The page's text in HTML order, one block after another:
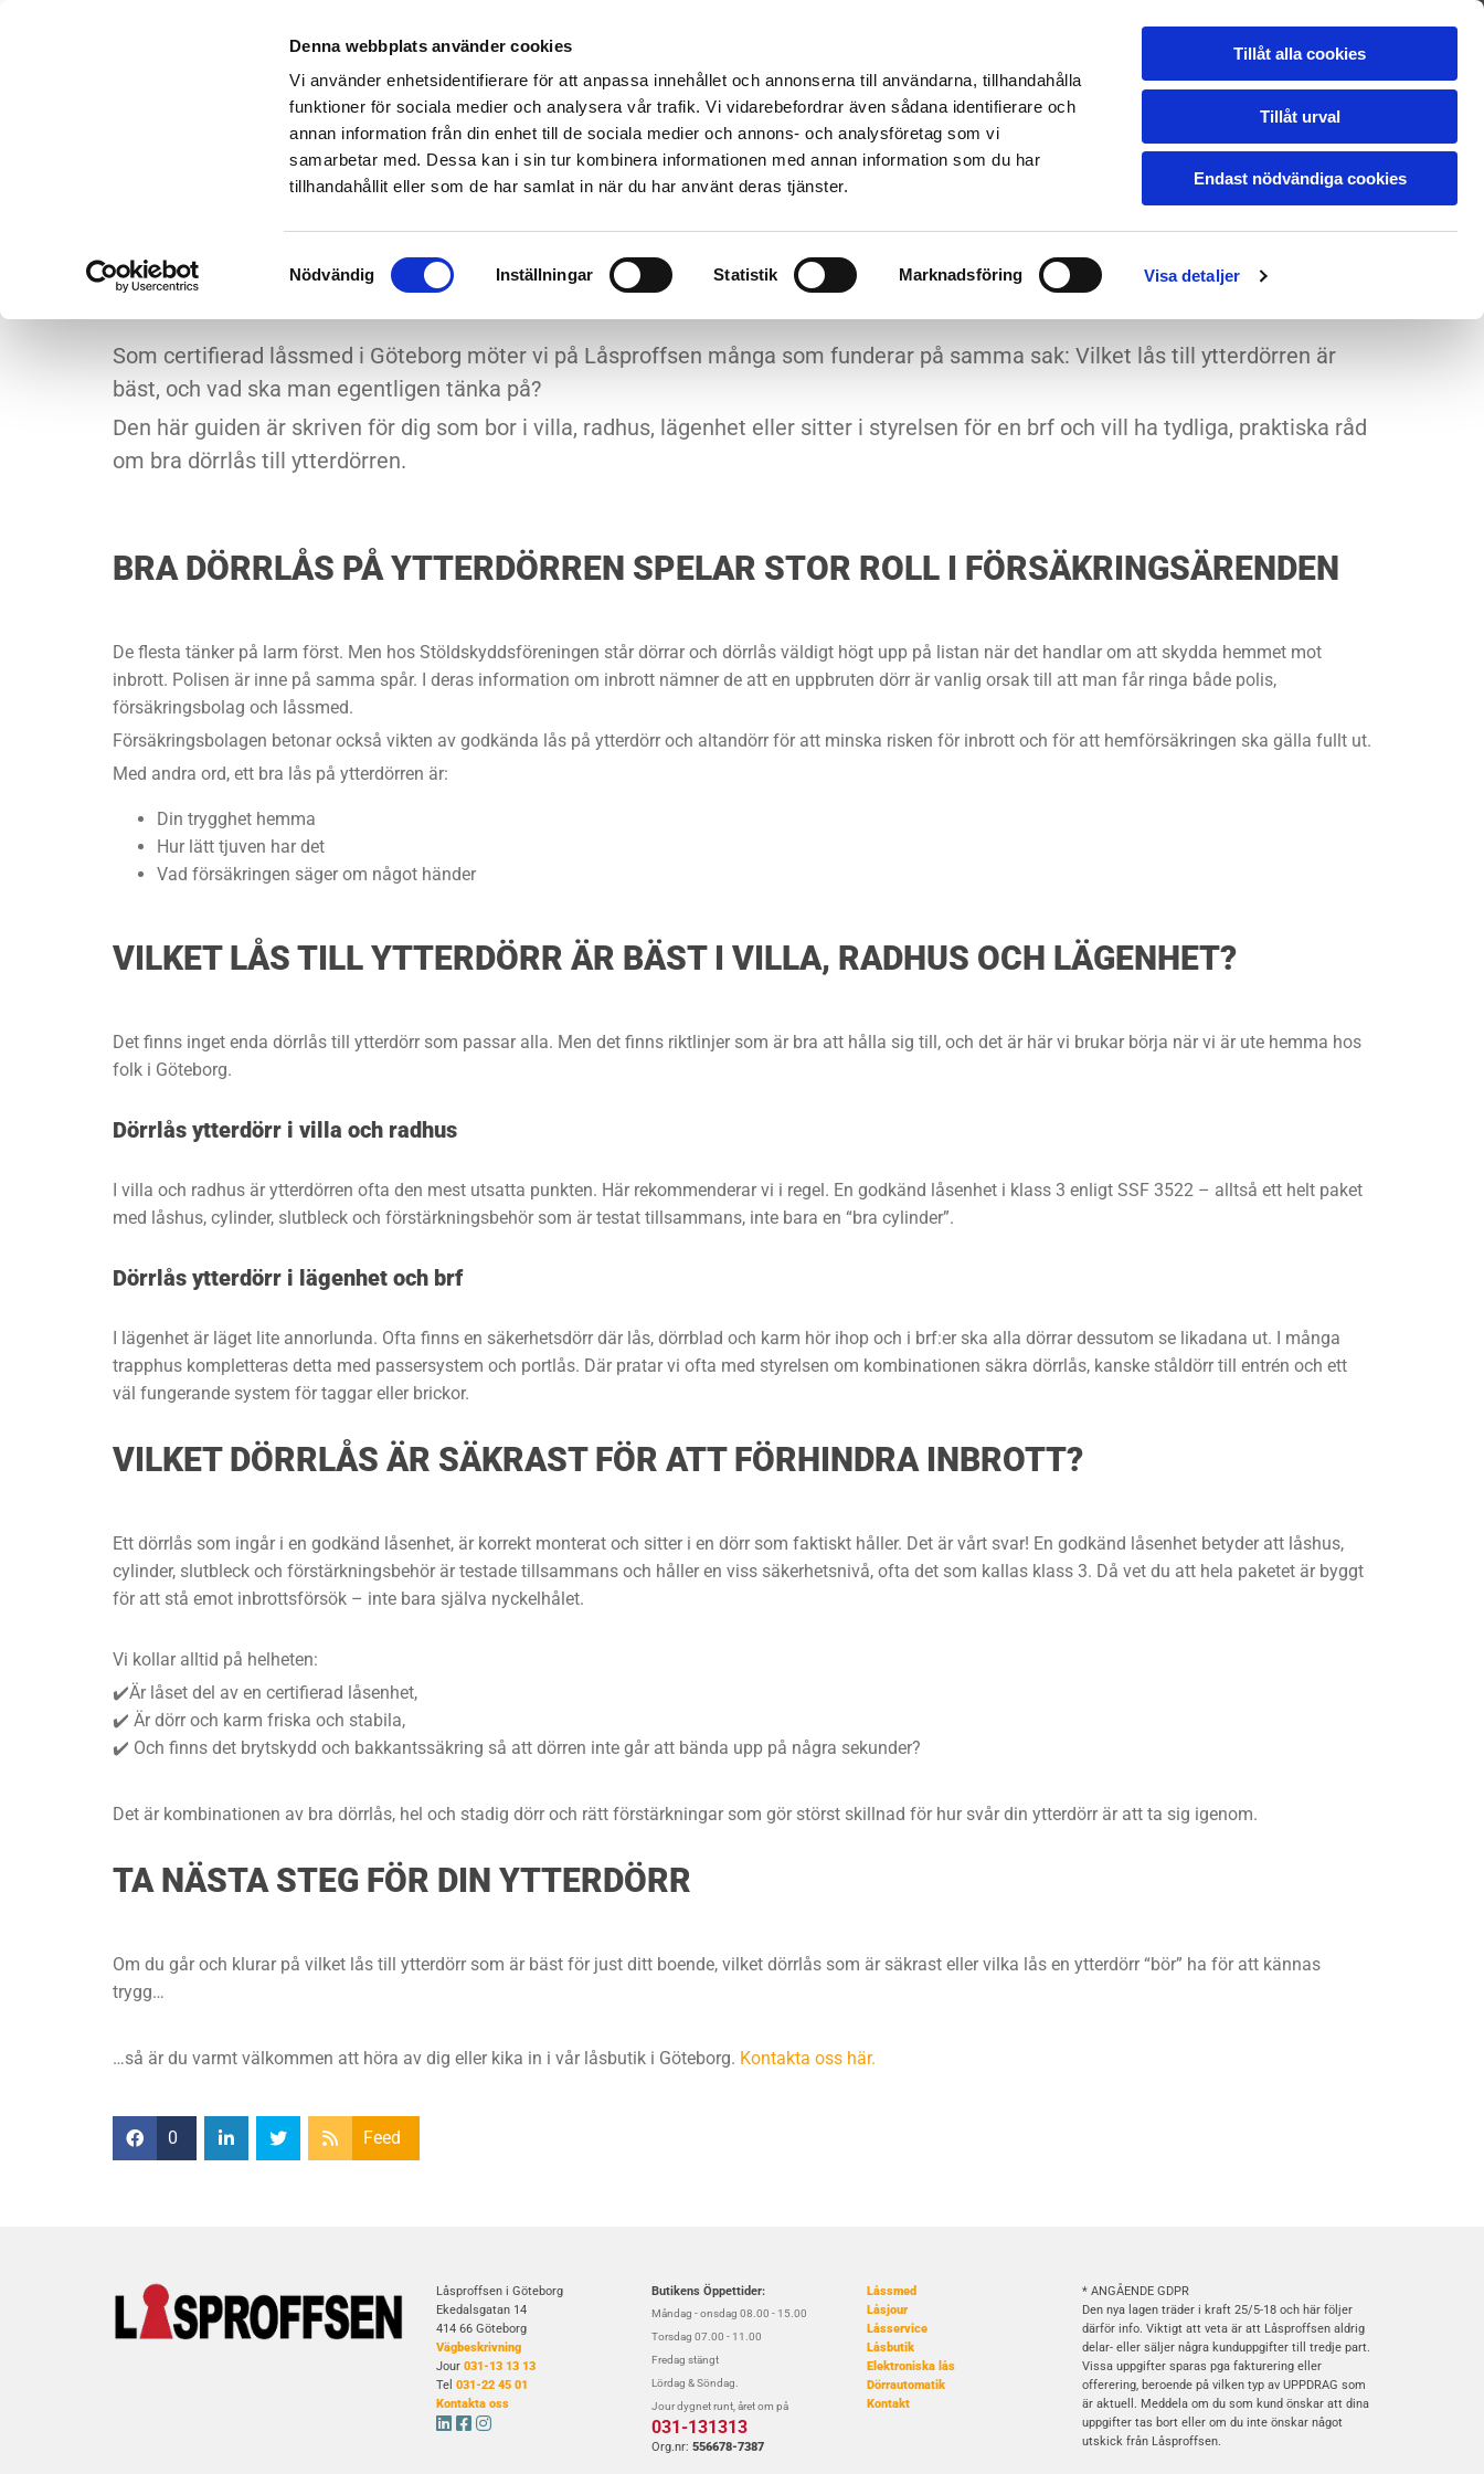
Denna webbplats använder cookies
Vi använder enhetsidentifierare för att anpassa innehållet och annonserna till användarna, tillhandahålla
funktioner för sociala medier och analysera vår trafik. Vi vidarebefordrar även sådana identifierare och
annan information från din enhet till de sociala medier och annons- och analysföretag som vi
samarbetar med. Dessa kan i sin tur kombinera informationen med annan information som du har
tillhandahållit eller som de har samlat in när du har använt deras tjänster.
Nödvändig Inställningar Statistik Marknadsföring Visa detaljer
Tillåt alla cookies
Tillåt urval
Endast nödvändiga cookies
TJÄNSTER PRISFÖRFRÅGAN
BUTIKEN & JOUR:
VÅRA REKOMMENDATIONER OM DE BÄSTA DÖRRLÅSEN FÖR
YTTERDÖRREN
Som certifierad låssmed i Göteborg möter vi på Låsproffsen många som funderar på samma sak: Vilket lås till ytterdörren är
bäst, och vad ska man egentligen tänka på?
Den här guiden är skriven för dig som bor i villa, radhus, lägenhet eller sitter i styrelsen för en brf och vill ha tydliga, praktiska råd
om bra dörrlås till ytterdörren.
BRA DÖRRLÅS PÅ YTTERDÖRREN SPELAR STOR ROLL I FÖRSÄKRINGSÄRENDEN
De flesta tänker på larm först. Men hos Stöldskyddsföreningen står dörrar och dörrlås väldigt högt upp på listan när det handlar om att skydda hemmet mot
inbrott. Polisen är inne på samma spår. I deras information om inbrott nämner de att en uppbruten dörr är vanlig orsak till att man får ringa både polis,
försäkringsbolag och låssmed.
Försäkringsbolagen betonar också vikten av godkända lås på ytterdörr och altandörr för att minska risken för inbrott och för att hemförsäkringen ska gälla fullt ut.
Med andra ord, ett bra lås på ytterdörren är:
Din trygghet hemma
Hur lätt tjuven har det
Vad försäkringen säger om något händer
VILKET LÅS TILL YTTERDÖRR ÄR BÄST I VILLA, RADHUS OCH LÄGENHET?
Det finns inget enda dörrlås till ytterdörr som passar alla. Men det finns riktlinjer som är bra att hålla sig till, och det är här vi brukar börja när vi är ute hemma hos
folk i Göteborg.
Dörrlås ytterdörr i villa och radhus
I villa och radhus är ytterdörren ofta den mest utsatta punkten. Här rekommenderar vi i regel. En godkänd låsenhet i klass 3 enligt SSF 3522 – alltså ett helt paket
med låshus, cylinder, slutbleck och förstärkningsbehör som är testat tillsammans, inte bara en “bra cylinder”.
Dörrlås ytterdörr i lägenhet och brf
I lägenhet är läget lite annorlunda. Ofta finns en säkerhetsdörr där lås, dörrblad och karm hör ihop och i brf:er ska alla dörrar dessutom se likadana ut. I många
trapphus kompletteras detta med passersystem och portlås. Där pratar vi ofta med styrelsen om kombinationen säkra dörrlås, kanske ståldörr till entrén och ett
väl fungerande system för taggar eller brickor.
VILKET DÖRRLÅS ÄR SÄKRAST FÖR ATT FÖRHINDRA INBROTT?
Ett dörrlås som ingår i en godkänd låsenhet, är korrekt monterat och sitter i en dörr som faktiskt håller. Det är vårt svar! En godkänd låsenhet betyder att låshus,
cylinder, slutbleck och förstärkningsbehör är testade tillsammans och håller en viss säkerhetsnivå, ofta det som kallas klass 3. Då vet du att hela paketet är byggt
för att stå emot inbrottsförsök – inte bara själva nyckelhålet.
Vi kollar alltid på helheten:
✔️Är låset del av en certifierad låsenhet,
✔️ Är dörr och karm friska och stabila,
✔️ Och finns det brytskydd och bakkantssäkring så att dörren inte går att bända upp på några sekunder?
Det är kombinationen av bra dörrlås, hel och stadig dörr och rätt förstärkningar som gör störst skillnad för hur svår din ytterdörr är att ta sig igenom.
TA NÄSTA STEG FÖR DIN YTTERDÖRR
Om du går och klurar på vilket lås till ytterdörr som är bäst för just ditt boende, vilket dörrlås som är säkrast eller vilka lås en ytterdörr “bör” ha för att kännas
trygg…
…så är du varmt välkommen att höra av dig eller kika in i vår låsbutik i Göteborg. Kontakta oss här.
0 Feed
Låsproffsen i Göteborg
Ekedalsgatan 14
414 66 Göteborg
Vägbeskrivning
Jour 031-13 13 13
Tel 031-22 45 01
Kontakta oss
  
Butikens Öppettider:
Måndag - onsdag 08.00 - 15.00
Torsdag 07.00 - 11.00
Fredag stängt
Lördag & Söndag.
Jour dygnet runt, året om på
031-131313
Org.nr: 556678-7387
Låssmed
Låsjour
Låsservice
Låsbutik
Elektroniska lås
Dörrautomatik
Kontakt
* ANGÅENDE GDPR
Den nya lagen träder i kraft 25/5-18 och här följer
därför info. Viktigt att veta är att Låsproffsen aldrig
delar- eller säljer några kunduppgifter till tredje part.
Vissa uppgifter sparas pga fakturering eller
offerering, beroende på vilken typ av UPPDRAG som
är aktuell. Meddela om du som kund önskar att dina
uppgifter tas bort eller om du inte önskar något
utskick från Låsproffsen.